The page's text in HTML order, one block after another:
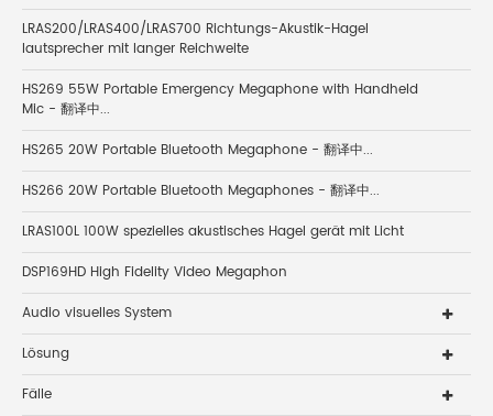
LRAS200/LRAS400/LRAS700 Richtungs-Akustik-Hagel
lautsprecher mit langer Reichweite
HS269 55W Portable Emergency Megaphone with Handheld
Mic - 翻译中...
HS265 20W Portable Bluetooth Megaphone - 翻译中...
HS266 20W Portable Bluetooth Megaphones - 翻译中...
LRAS100L 100W spezielles akustisches Hagel gerät mit Licht
DSP169HD High Fidelity Video Megaphon
Audio visuelles System
Lösung
Fälle